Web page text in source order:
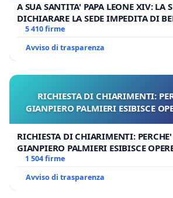
A SUA SANTITA' PAPA LEONE XIV: LA
DICHIARARE LA SEDE IMPEDITA DI
E/O DI FAR APRIRE IL RELATIVO
5 410 firme
Avviso di trasparenza
RICHIESTA DI CHIARIMENTI:
GIANPIERO PALMIERI ESIBISCE
RICHIESTA DI CHIARIMENTI:
GIANPIERO PALMIERI ESIBISCE
1 504 firme
Avviso di trasparenza